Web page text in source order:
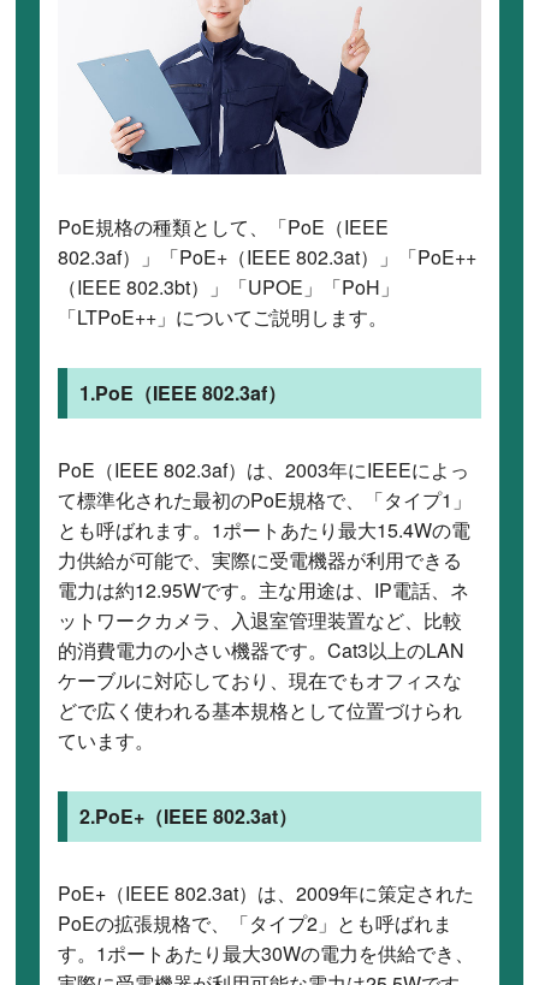
PoE規格の種類として、「PoE（IEEE
802.3af）」「PoE+（IEEE 802.3at）」「PoE++
（IEEE 802.3bt）」「UPOE」「PoH」
「LTPoE++」についてご説明します。
1.PoE（IEEE 802.3af）
PoE（IEEE 802.3af）は、2003年にIEEEによっ
て標準化された最初のPoE規格で、「タイプ1」
とも呼ばれます。1ポートあたり最大15.4Wの電
力供給が可能で、実際に受電機器が利用できる
電力は約12.95Wです。主な用途は、IP電話、ネ
ットワークカメラ、入退室管理装置など、比較
的消費電力の小さい機器です。Cat3以上のLAN
ケーブルに対応しており、現在でもオフィスな
どで広く使われる基本規格として位置づけられ
ています。
2.PoE+（IEEE 802.3at）
PoE+（IEEE 802.3at）は、2009年に策定された
PoEの拡張規格で、「タイプ2」とも呼ばれま
す。1ポートあたり最大30Wの電力を供給でき、